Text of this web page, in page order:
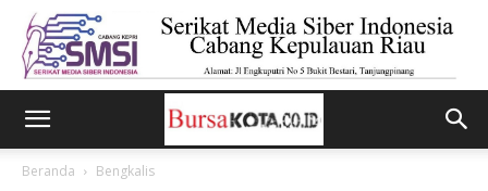
Beranda Bengkalis